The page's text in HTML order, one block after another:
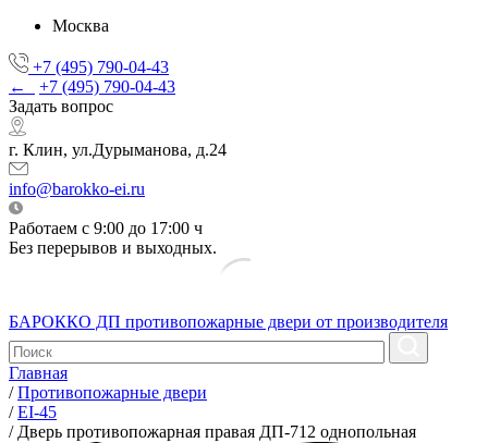
Москва
+7 (495) 790-04-43
←
+7 (495) 790-04-43
Задать вопрос
г. Клин, ул.Дурыманова, д.24
info@barokko-ei.ru
Работаем с 9:00 до 17:00 ч
Без перерывов и выходных.
БАРОККО ДП противопожарные двери от производителя
Главная
/ Противопожарные двери
/ EI-45
/ Дверь противопожарная правая ДП-712 однопольная